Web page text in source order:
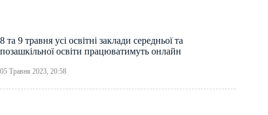
8 та 9 травня усі освітні заклади середньої та
позашкільної освіти працюватимуть онлайн
05 Травня 2023, 20:58